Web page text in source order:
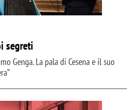
segreti
Genga. La pala di Cesena e il suo